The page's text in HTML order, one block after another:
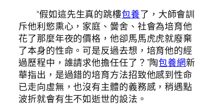
“假如這先生真的跳樓包養了，大師會訓
斥他利慾熏心，家庭、黌舍、社會為培育他
花了那麼年夜的價格，他卻馬馬虎虎就廢棄
了本身的性命。可是反過去想，培育他的經
過歷程中，誰請求他擔任任了？”陶包養網新
華指出，是過錯的培育方法招致他感到性命
已走向虛無，也沒有主體的義務感，稍遇點
波折就會有生不如逝世的設法。